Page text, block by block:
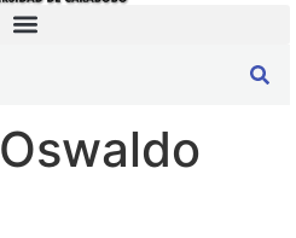
Oswaldo